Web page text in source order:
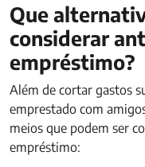
Que
considerar
empréstimo?
Além de cortar gastos
emprestado com
meios que podem ser
empréstimo: